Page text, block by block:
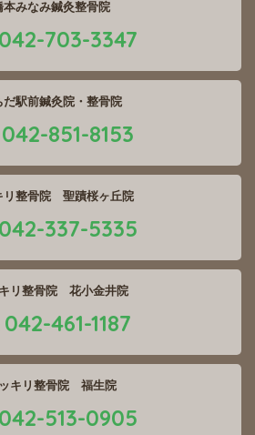
本みなみ鍼灸整骨院
042-703-3347
だ駅前鍼灸院・整骨院
042-851-8153
リ整骨院 聖蹟桜ヶ丘院
042-337-5335
リ整骨院 花小金井院
042-461-1187
キリ整骨院 福生院
042-513-0905